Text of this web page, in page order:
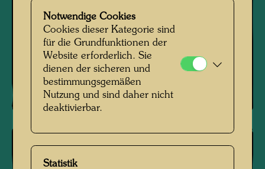
Notwendige Cookies
Cookies dieser Kategorie sind
für die Grundfunktionen der
Website erforderlich. Sie
dienen der sicheren und
bestimmungsgemäßen
Nutzung und sind daher nicht
deaktivierbar.
Statistik